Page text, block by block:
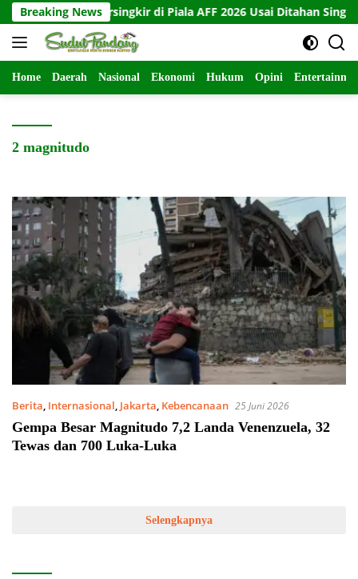
Langsung
ke
konten
Breaking News
Tersingkir di Piala AFF 2026 Usai Ditahan Singapura
Home Daerah Nasional Ekonomi Hukum Opini
2 magnitudo
Berita, Internasional, Jakarta, Kebencanaan 25 Juni 2026
Gempa Besar Magnitudo 7,2 Landa Venenzuela, 32
Tewas dan 700 Luka-Luka
Selengkapnya